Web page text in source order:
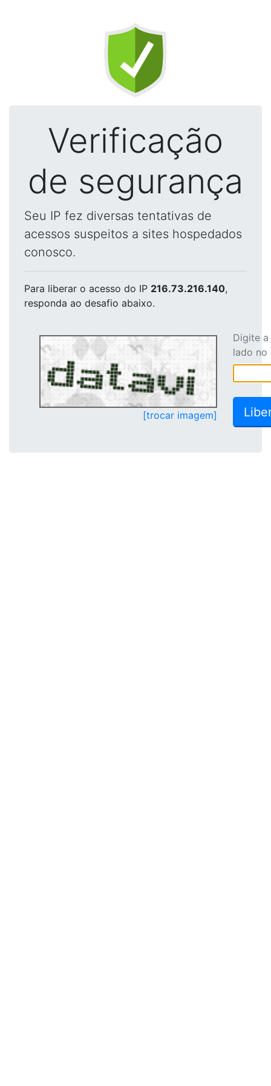
Verificação
de segurança
Seu IP fez diversas tentativas de
acessos suspeitos a sites hospedados
conosco.
Para liberar o acesso do IP 216.73.216.140,
responda ao desafio abaixo.
[trocar imagem]
Digite
lado no